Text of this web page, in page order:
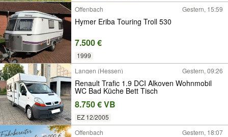
Offenbach Gestern, 15:59
Hymer Eriba Touring Troll 530
7.500 €
1999
Langen (Hessen)
Gestern, 09:26
Renault Trafic 1.9 DCI Alkoven Wohnmobil
WC Bad Küche Bett Tisch
8.750 € VB
EZ 12/2005
Offenbach
Gestern, 18:07